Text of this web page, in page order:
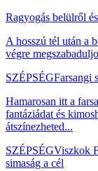
Ragyogás belülről
A hosszú tél után a
végre
SZÉPSÉGFarsangi
Hamarosan itt a
fantáziádat és
átszínezheted...
SZÉPSÉGViszkok
simaság a cél